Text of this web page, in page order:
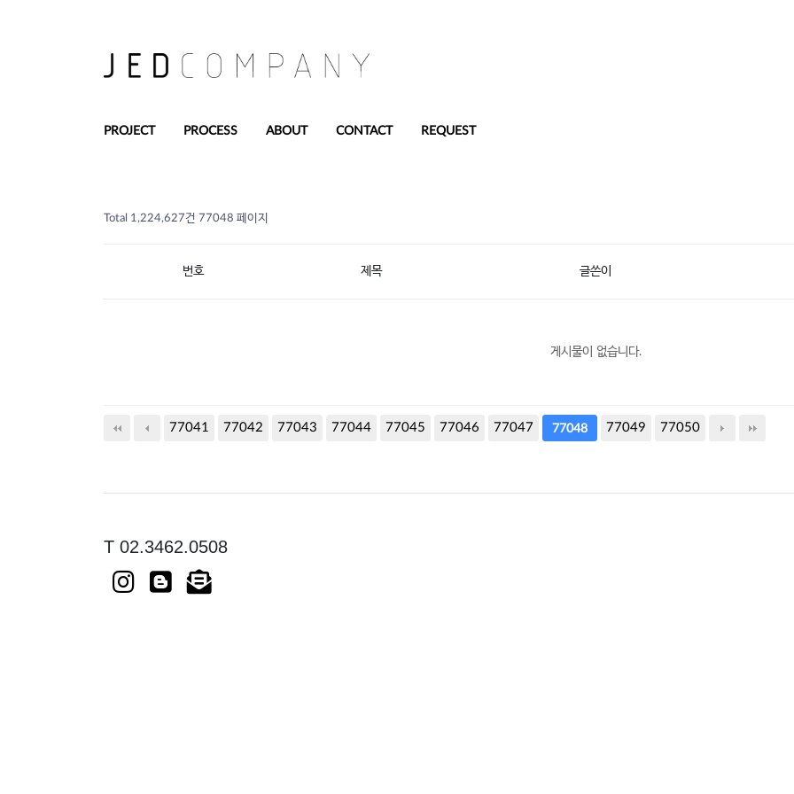
PROJECT PROCESS ABOUT CONTACT REQUEST
Total 1,224,627건 77048 페이지
번호 제목 글쓴이
게시물이 없습니다.
77041 77042 77043 77044 77045 77046 77047 77048 77049 77050
다음 맨끝
T 02.3462.0508